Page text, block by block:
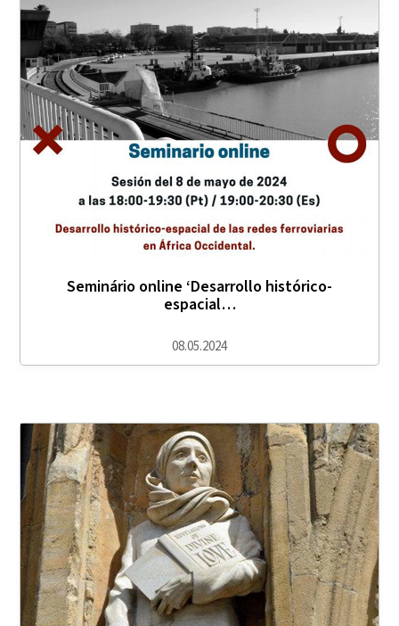
Seminário online ‘Desarrollo histórico-
espacial…
08.05.2024